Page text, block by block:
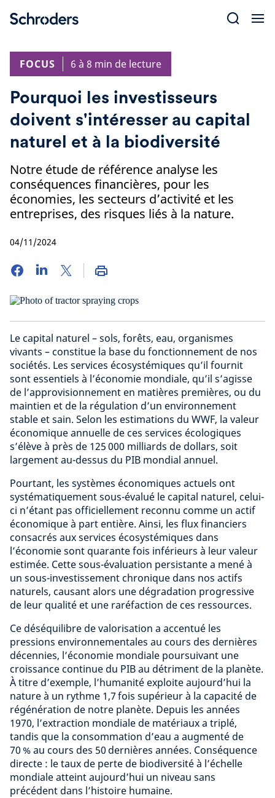
FOCUS
6 à 8 min de lecture
Pourquoi les investisseurs
doivent s'intéresser au capital
naturel et à la biodiversité
Notre étude de référence analyse les
conséquences financières, pour les
économies, les secteurs d’activité et les
entreprises, des risques liés à la nature.
04/11/2024
Le capital naturel – sols, forêts, eau, organismes
vivants – constitue la base du fonctionnement de nos
sociétés. Les services écosystémiques qu’il fournit
sont essentiels à l’économie mondiale, qu’il s’agisse
de l’approvisionnement en matières premières, ou du
maintien et de la régulation d’un environnement
stable et sain. Selon les estimations du WWF, la valeur
économique annuelle de ces services écologiques
s’élève à près de 125 000 milliards de dollars, soit
largement au-dessus du PIB mondial annuel.
Pourtant, les systèmes économiques actuels ont
systématiquement sous-évalué le capital naturel, celui-
ci n’étant pas officiellement reconnu comme un actif
économique à part entière. Ainsi, les flux financiers
consacrés aux services écosystémiques dans
l’économie sont quarante fois inférieurs à leur valeur
estimée. Cette sous-évaluation persistante a mené à
un sous-investissement chronique dans nos actifs
naturels, causant alors une dégradation progressive
de leur qualité et une raréfaction de ces ressources.
Ce déséquilibre de valorisation a accentué les
pressions environnementales au cours des dernières
décennies, l’économie mondiale poursuivant une
croissance continue du PIB au détriment de la planète.
À titre d’exemple, l’humanité exploite aujourd’hui la
nature à un rythme 1,7 fois supérieur à la capacité de
régénération de notre planète. Depuis les années
1970, l’extraction mondiale de matériaux a triplé,
tandis que la consommation d’eau a augmenté de
70 % au cours des 50 dernières années. Conséquence
directe : le taux de perte de biodiversité à l’échelle
mondiale atteint aujourd’hui un niveau sans
précédent dans l’histoire humaine.